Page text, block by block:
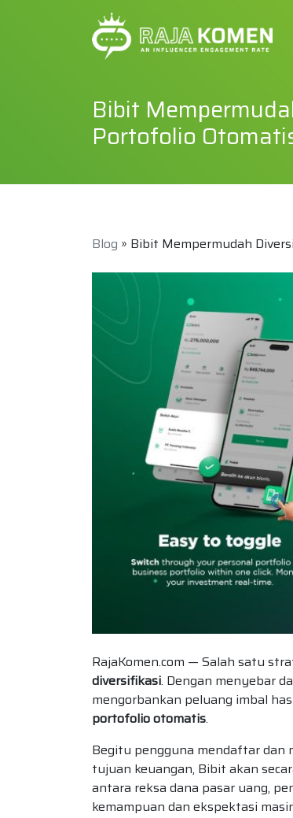
Bibit
Portofolio
Blog » Bibit Mempermudah
RajaKomen.com — Salah satu
diversifikasi. Dengan menyebar
mengorbankan peluang imbal
portofolio otomatis.
Begitu pengguna mendaftar dan
tujuan keuangan, Bibit akan
antara reksa dana pasar uang,
kemampuan dan ekspektasi